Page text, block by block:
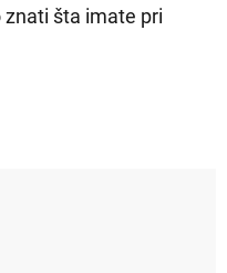
šta imate pri